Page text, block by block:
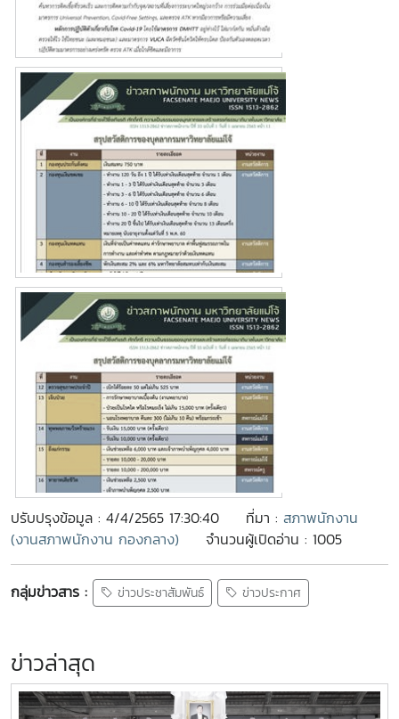
ปรับปรุงข้อมูล : 4/4/2565 17:30:40 ที่มา : สภาพนักงาน
(งานสภาพนักงาน กองกลาง)
จำนวนผู้เปิดอ่าน : 1005
กลุ่มข่าวสาร : ข่าวประชาสัมพันธ์ ข่าวประกาศ
ข่าวล่าสุด